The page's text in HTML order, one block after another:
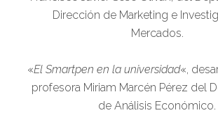
Dirección de Marketing e
Mercados.
«El Smartpen en la universidad«,
profesora Miriam Marcén Pérez del
de Análisis Económico.